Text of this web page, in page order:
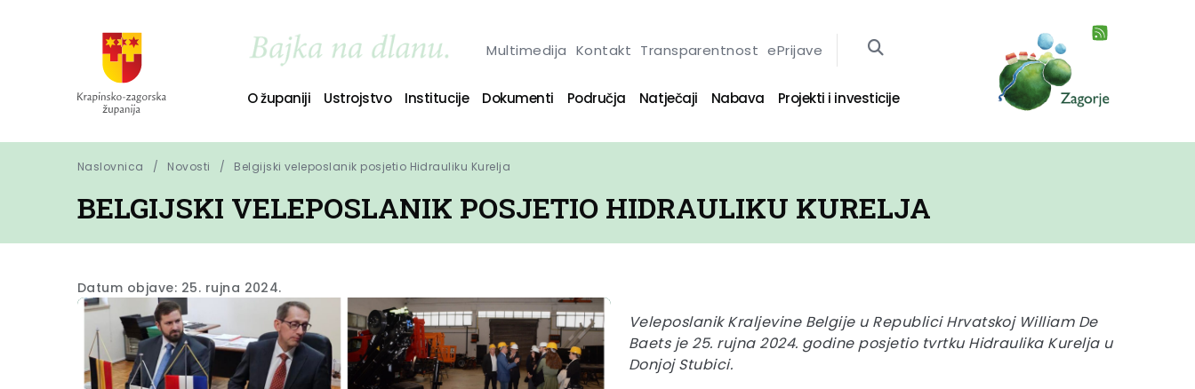
Multimedija Kontakt Transparentnost ePrijave
O županiji Ustrojstvo Institucije Dokumenti Područja Natječaji Nabava Projekti i investicije
Naslovnica Novosti Belgijski veleposlanik posjetio Hidrauliku Kurelja
BELGIJSKI VELEPOSLANIK POSJETIO HIDRAULIKU KURELJA
Datum objave: 25. rujna 2024.
Veleposlanik Kraljevine Belgije u Republici Hrvatskoj William De
Baets je 25. rujna 2024. godine posjetio tvrtku Hidraulika Kurelja u
Donjoj Stubici.